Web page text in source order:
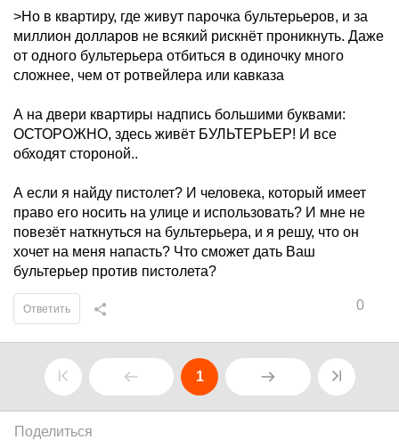
>Но в квартиру, где живут парочка бультерьеров, и за
миллион долларов не всякий рискнёт проникнуть. Даже
от одного бультерьера отбиться в одиночку много
сложнее, чем от ротвейлера или кавказа
А на двери квартиры надпись большими буквами:
ОСТОРОЖНО, здесь живёт БУЛЬТЕРЬЕР! И все
обходят стороной..
А если я найду пистолет? И человека, который имеет
право его носить на улице и использовать? И мне не
повезёт наткнуться на бультерьера, и я решу, что он
хочет на меня напасть? Что сможет дать Ваш
бультерьер против пистолета?
0
Ответить
1
Поделиться